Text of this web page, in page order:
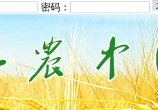
密码：